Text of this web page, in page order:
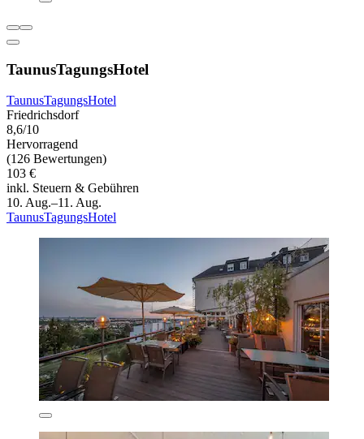
TaunusTagungsHotel
TaunusTagungsHotel
Friedrichsdorf
8,6/10
Hervorragend
(126 Bewertungen)
103 €
inkl. Steuern & Gebühren
10. Aug.–11. Aug.
TaunusTagungsHotel